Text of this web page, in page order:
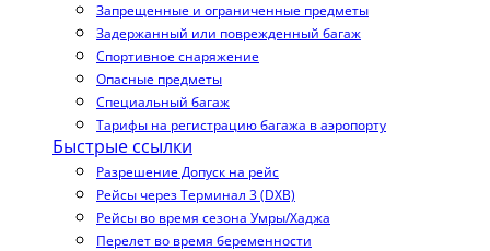
Запрещенные и ограниченные предметы
Задержанный или поврежденный багаж
Спортивное снаряжение
Опасные предметы
Специальный багаж
Тарифы на регистрацию багажа в аэропорту
Быстрые ссылки
Разрешение Допуск на рейс
Рейсы через Терминал 3 (DXB)
Рейсы во время сезона Умры/Хаджа
Перелет во время беременности